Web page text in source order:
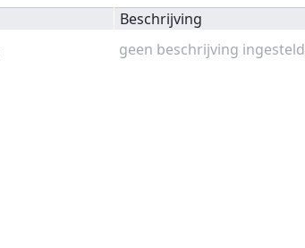
Beschrijving
geen beschrijving ingesteld